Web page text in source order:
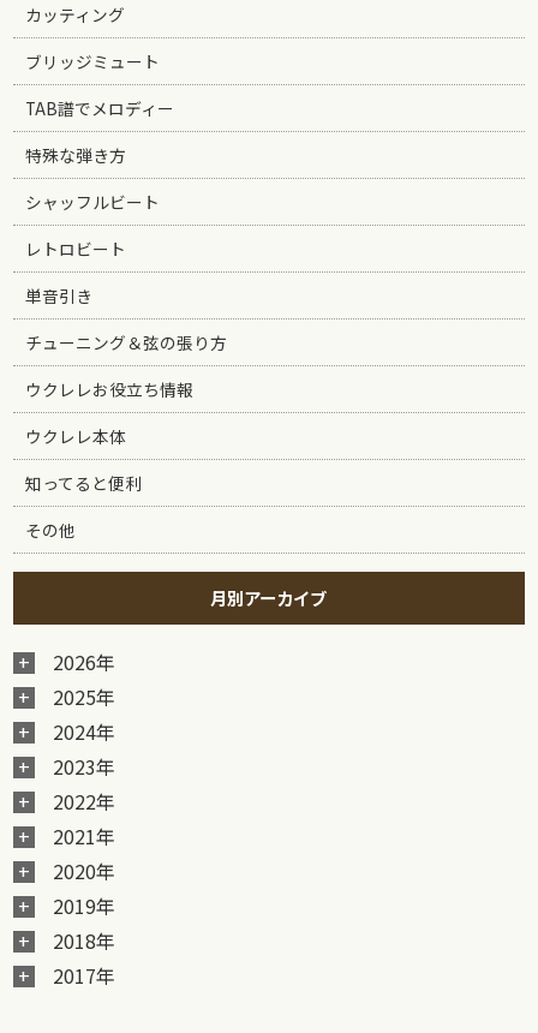
カッティング
ブリッジミュート
TAB譜でメロディー
特殊な弾き方
シャッフルビート
レトロビート
単音引き
チューニング＆弦の張り方
ウクレレお役立ち情報
ウクレレ本体
知ってると便利
その他
月別アーカイブ
2026年
2025年
2024年
2023年
2022年
2021年
2020年
2019年
2018年
2017年